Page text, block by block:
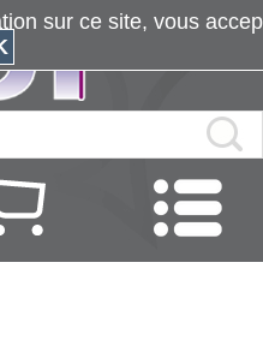
sur ce site, vous